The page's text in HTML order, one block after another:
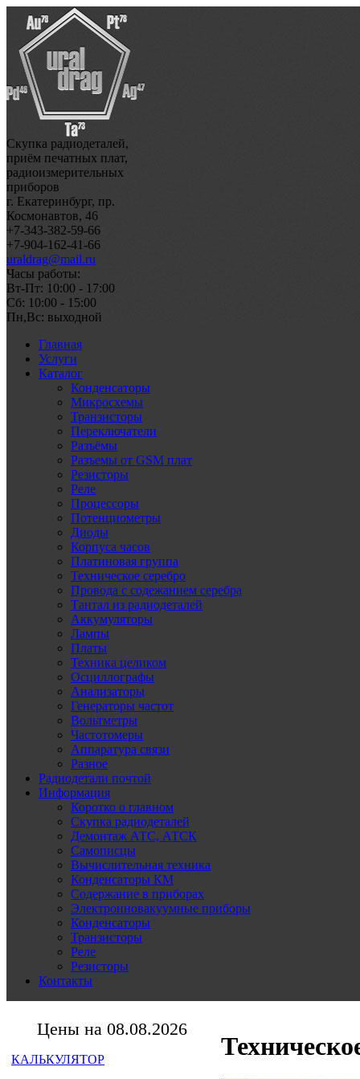
Скупка радиодеталей,
приём печатных плат,
радиоизмерительных
приборов
г. Екатеринбург, пр.
Космонавтов, 46
+7-343-382-59-66
+7-904-162-41-66
uraldrag@mail.ru
Часы работы:
Вт-Пт: 10:00 - 17:00
Сб: 10:00 - 15:00
Пн,Вс: выходной
Главная
Услуги
Каталог
Конденсаторы
Микросхемы
Транзисторы
Переключатели
Разъёмы
Разъемы от GSM плат
Резисторы
Реле
Процессоры
Потенциометры
Диоды
Корпуса часов
Платиновая группа
Техническое серебро
Провода с содежанием серебра
Тантал из радиодеталей
Аккумуляторы
Лампы
Платы
Техника целиком
Осциллографы
Анализаторы
Генераторы частот
Вольтметры
Частотомеры
Аппаратура связи
Разное
Радиодетали почтой
Информация
Коротко о главном
Скупка радиодеталей
Демонтаж АТС, АТСК
Самописцы
Вычислительная техника
Конденсаторы КМ
Содержание в приборах
Электронновакуумные приборы
Конденсаторы
Транзисторы
Реле
Резисторы
Контакты
Цены на 08.08.2026
КАЛЬКУЛЯТОР